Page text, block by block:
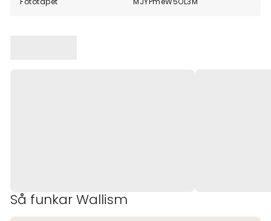
Så funkar Wallism